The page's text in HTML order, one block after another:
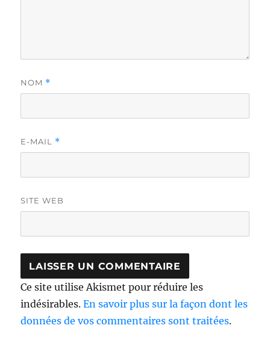
NOM *
E-MAIL *
SITE WEB
Ce site utilise Akismet pour réduire les
indésirables.En savoir plus sur la façon dont les
données de vos commentaires sont traitées.